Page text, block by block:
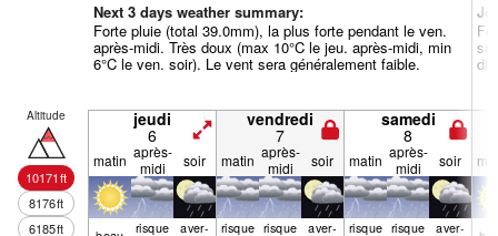
Next 3 days weather summary:
Forte pluie (total 39.0mm), la plus forte pendant le ven.
après-midi. Très doux (max 10°C le jeu. après-midi, min
6°C le ven. soir). Le vent sera généralement faible.
Altitude
10171ft
8176ft
6185ft
jeudi
6
vendredi
7
samedi
8
matin après-
midi
soir matin après-
midi
soir matin après-
midi
soir
risque aver­ risque risque aver­ risque risque aver­